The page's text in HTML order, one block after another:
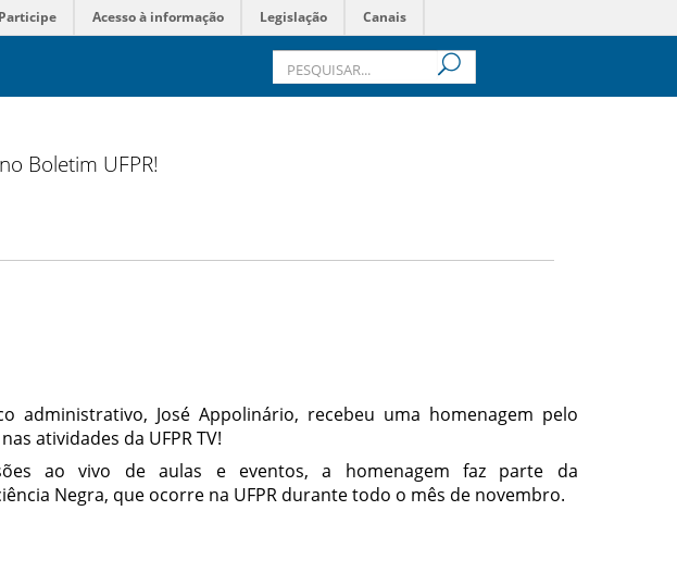
Participe Acesso à informação Legislação Canais
Boletim UFPR!
administrativo, José Appolinário, recebeu uma homenagem pelo
atividades da UFPR TV!
ao vivo de aulas e eventos, a homenagem faz parte da
Negra, que ocorre na UFPR durante todo o mês de novembro.